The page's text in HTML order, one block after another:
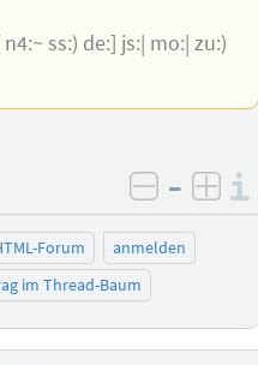
ss:) de:] js:| mo:| zu:)
negativ
–
Forum
anmelden
im Thread-Baum